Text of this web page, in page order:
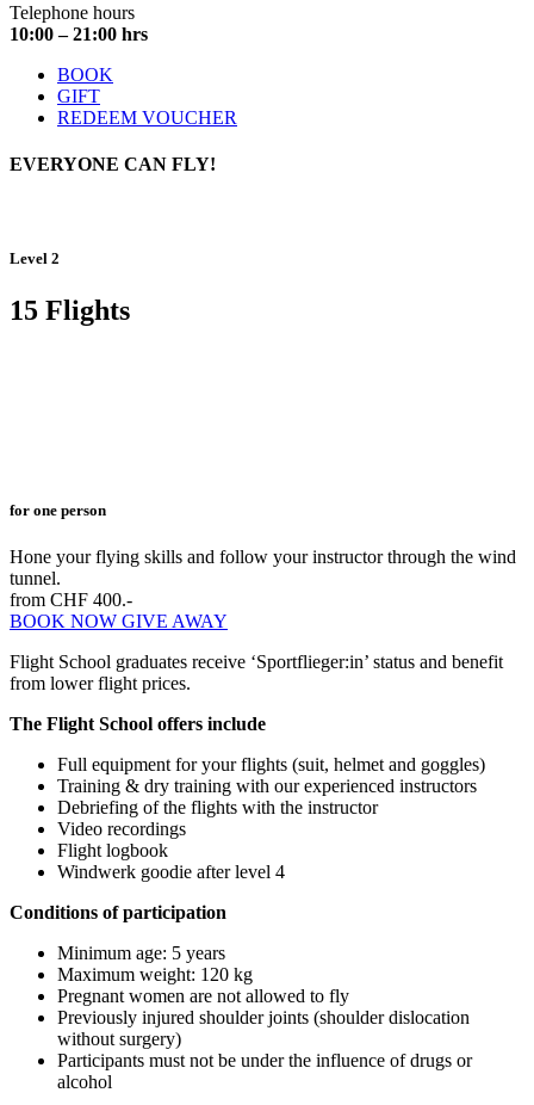
Telephone hours
10:00 – 21:00 hrs
BOOK
GIFT
REDEEM VOUCHER
EVERYONE CAN FLY!
Level 2
15 Flights
for one person
Hone your flying skills and follow your instructor through the wind
tunnel.
from CHF 400.-
BOOK NOW GIVE AWAY
Flight School graduates receive ‘Sportflieger:in’ status and benefit
from lower flight prices.
The Flight School offers include
Full equipment for your flights (suit, helmet and goggles)
Training & dry training with our experienced instructors
Debriefing of the flights with the instructor
Video recordings
Flight logbook
Windwerk goodie after level 4
Conditions of participation
Minimum age: 5 years
Maximum weight: 120 kg
Pregnant women are not allowed to fly
Previously injured shoulder joints (shoulder dislocation
without surgery)
Participants must not be under the influence of drugs or
alcohol